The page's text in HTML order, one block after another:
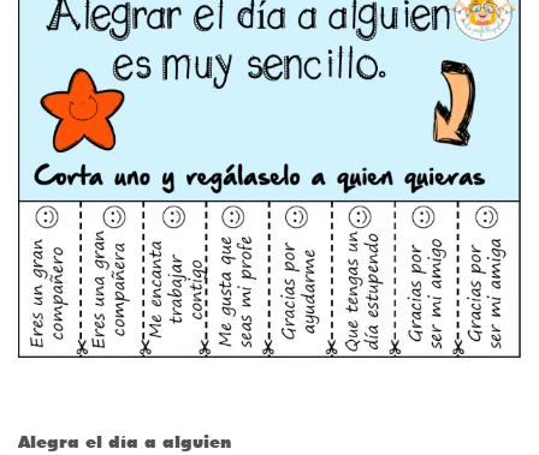
Alegra el día a alguien